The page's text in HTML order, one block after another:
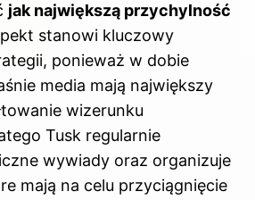
jak największą przychylność
stanowi kluczowy
ponieważ w dobie
media mają największy
wizerunku
Tusk regularnie
wywiady oraz organizuje
mają na celu przyciągnięcie